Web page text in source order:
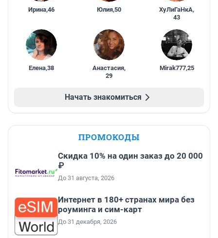
Ирина,46 Юлия,50 ХуЛиГаНкА,
43
Елена,38 Анастасия,
29
Mirak777,25
Начать знакомиться
ПРОМОКОДЫ
Скидка 10% на один заказ до 20 000
₽
До 31 августа, 2026
Интернет в 180+ странах мира без
роуминга и сим-карт
До 31 декабря, 2026